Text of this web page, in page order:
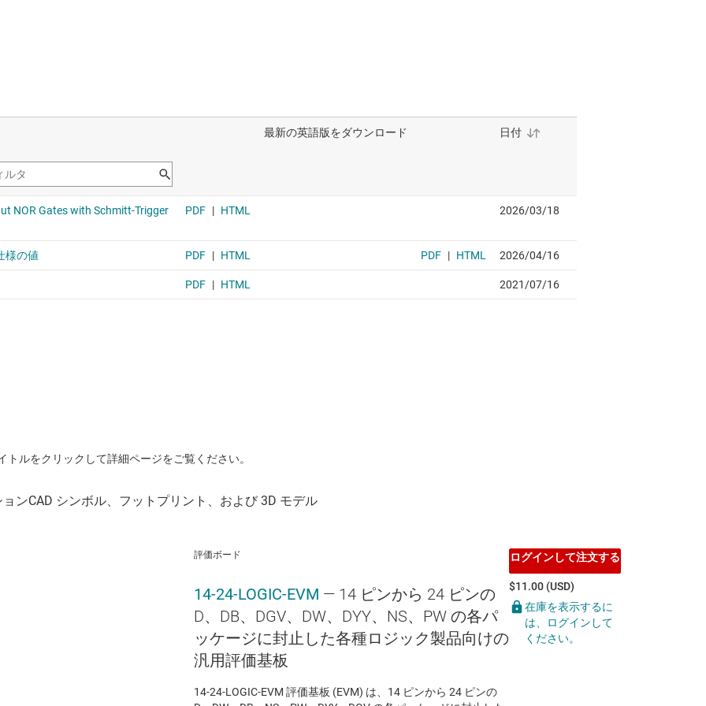
ルをクリックして詳細ページをご覧ください。
評価ボード
14-24-LOGIC-EVM — 14 ピンから 24 ピンの
D、DB、DGV、DW、DYY、NS、PW の各パ
ッケージに封止した各種ロジック製品向けの
汎用評価基板
14-24-LOGIC-EVM 評価基板 (EVM) は、14 ピンから 24 ピンの
ログインして注文する
$11.00 (USD)
在庫を表示するに
は、ログインして
ください。